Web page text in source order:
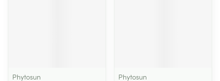
Phytosun
Phytosun